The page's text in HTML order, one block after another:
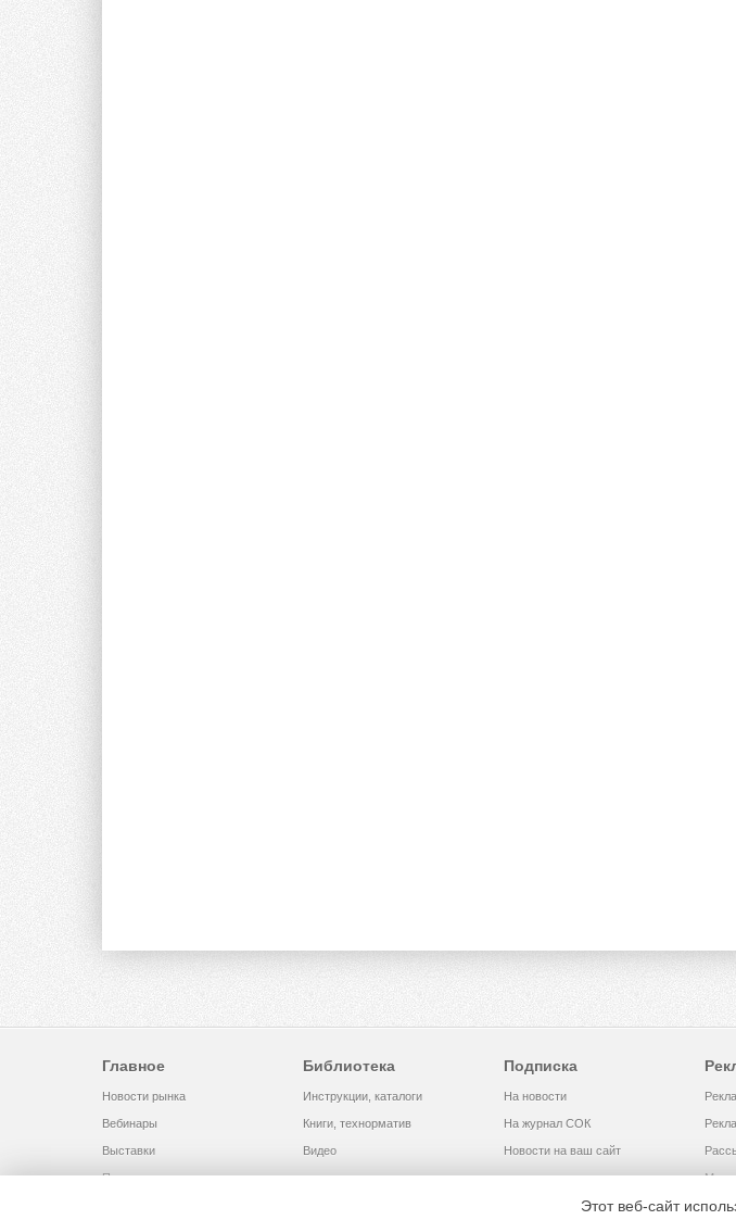
Главное
Новости рынка
Вебинары
Выставки
Помощь
Библиотека
Инструкции, каталоги
Книги, технорматив
Видео
Подписка
На новости
На журнал СОК
Новости на ваш сайт
Этот веб-сайт